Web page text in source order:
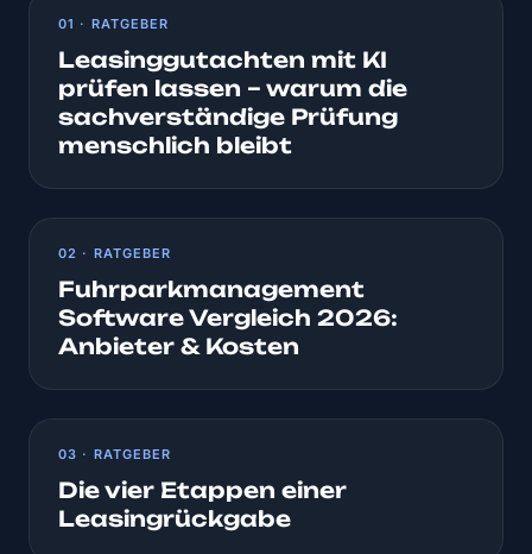
01 · RATGEBER
Leasinggutachten mit KI
prüfen lassen – warum die
sachverständige Prüfung
menschlich bleibt
02 · RATGEBER
Fuhrparkmanagement
Software Vergleich 2026:
Anbieter & Kosten
03 · RATGEBER
Die vier Etappen einer
Leasingrückgabe